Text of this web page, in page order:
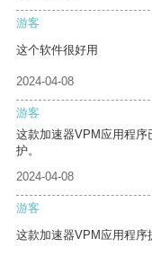
游客
这个软件很好用
2024-04-08
游客
这款加速器VPM应用程
护。
2024-04-08
游客
这款加速器VPM应用程序